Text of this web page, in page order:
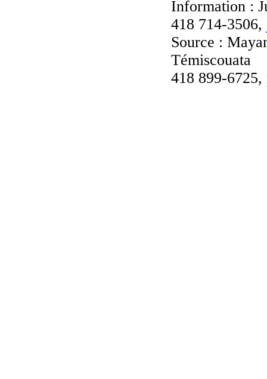
Information :
418 714-3506,
Source :
Témiscouata
418 899-